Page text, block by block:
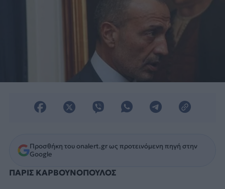
Προσθήκη του onalert.gr ως προτεινόμενη πηγή στην
Google
ΠΑΡΙΣ ΚΑΡΒΟΥΝΟΠΟΥΛΟΣ